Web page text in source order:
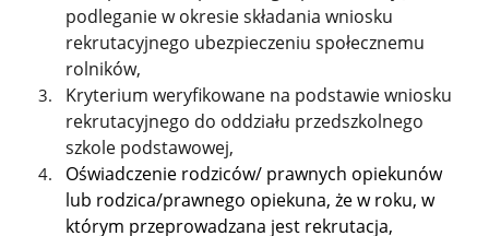
podleganie w okresie składania wniosku
rekrutacyjnego ubezpieczeniu społecznemu
rolników,
Kryterium weryfikowane na podstawie wniosku
rekrutacyjnego do oddziału przedszkolnego
szkole podstawowej,
Oświadczenie rodziców/ prawnych opiekunów
lub rodzica/prawnego opiekuna, że w roku, w
którym przeprowadzana jest rekrutacja,